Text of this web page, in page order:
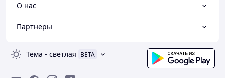
О нас
Партнеры
Тема - светлая BETA